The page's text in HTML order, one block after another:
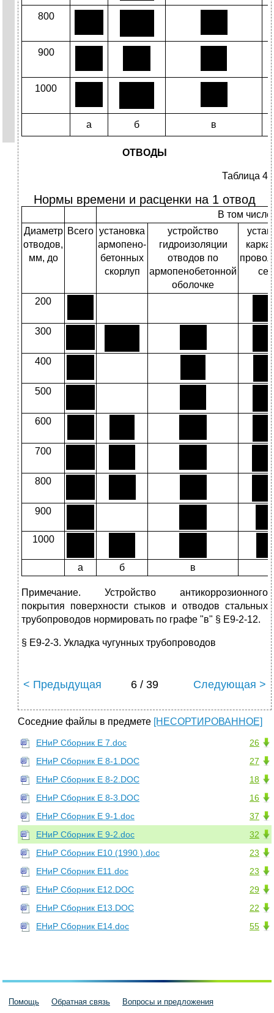
800
900
1000
а б в
ОТВОДЫ
Таблица 4
Нормы времени и расценки на 1 отвод
В том числе
Диаметр
отводов,
мм, до
Всего установка
армопено­
бетонных
скорлуп
устройство
гидроизоляции
отводов по
армопенобетонной
оболочке
200
300
400
500
600
700
800
900
1000
а б в г
Примечание. Устройство антикоррозионного
покрытия поверхности стыков и отводов стальных
трубопроводов нормировать по графе "в" § Е9-2-12.
§ Е9-2-3. Укладка чугунных трубопроводов
< Предыдущая 6 / 39 Следующая >
Соседние файлы в предмете [НЕСОРТИРОВАННОЕ]
26
ЕНиР Сборник Е 7.doc
27
ЕНиР Сборник Е 8-1.DOC
18
ЕНиР Сборник Е 8-2.DOC
16
ЕНиР Сборник Е 8-3.DOC
37
ЕНиР Сборник Е 9-1.doc
32
ЕНиР Сборник Е 9-2.doc
23
ЕНиР Сборник Е10 (1990 ).doc
23
ЕНиР Сборник Е11.doc
29
ЕНиР Сборник Е12.DOC
22
ЕНиР Сборник Е13.DOC
55
ЕНиР Сборник Е14.doc
Помощь Обратная связь Вопросы и предложения